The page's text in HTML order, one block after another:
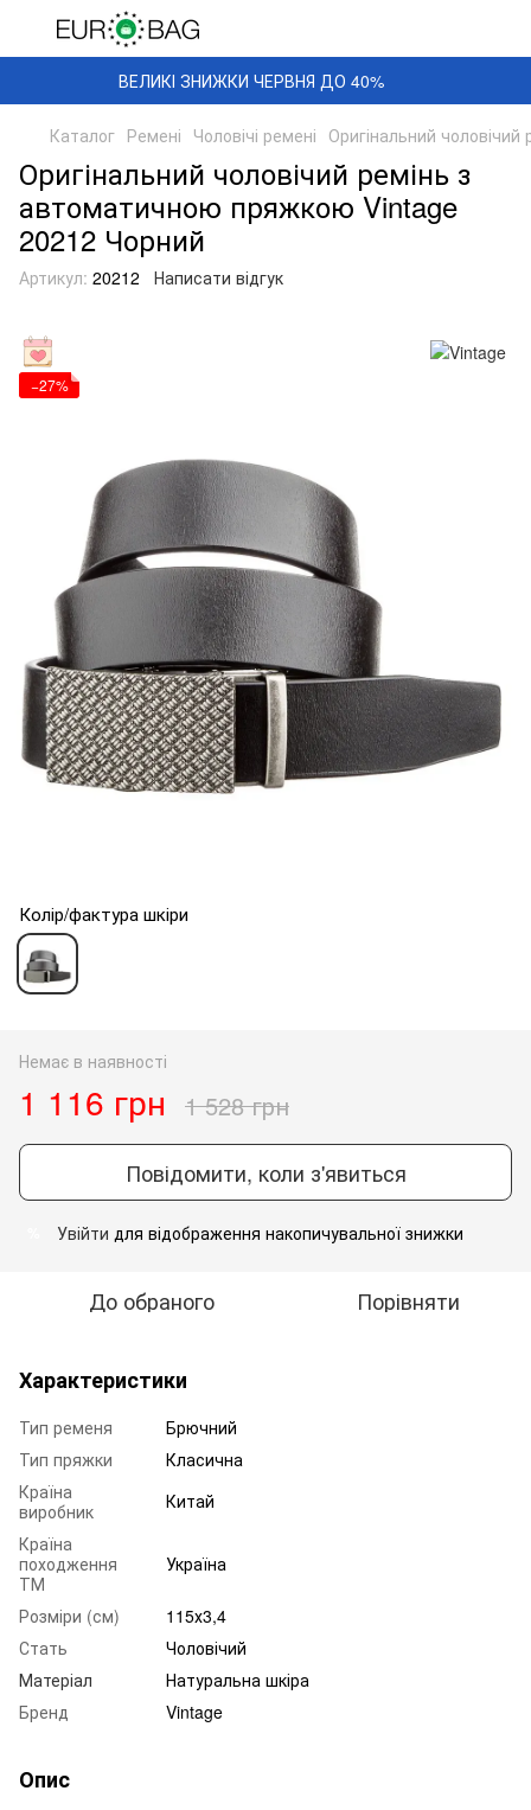
ВЕЛИКІ ЗНИЖКИ ЧЕРВНЯ ДО 40%
Каталог Ремені Чоловічі ремені Оригінальний
Оригінальний чоловічий ремінь з
автоматичною пряжкою Vintage
20212 Чорний
Артикул: 20212 Написати відгук
−27%
Колір/фактура шкіри
Немає в наявності
1 116 грн 1 528 грн
Повідомити, коли з'явиться
Увійти для відображення накопичувальної знижки
До обраного Порівняти
Характеристики
Тип ременя
Брючний
Тип пряжки
Класична
Країна
виробник
Китай
Країна
походження
ТМ
Україна
Розміри (см)
115х3,4
Стать
Чоловічий
Матеріал
Натуральна шкіра
Бренд
Vintage
Опис